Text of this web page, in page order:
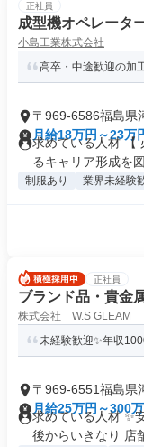
正社員
成型機オペレータ
小島工業株式会社
高卒・中途歓迎の加
〒969-6586福島県
月給18万円～23万
求めている人材 【
るキャリア形成を
制服あり 業界未経験
正社員
ブランド品・貴金
株式会社 W.S GLEAM
未経験歓迎✨年収
〒969-6551福島県
月給25万円～300
求めている人材 ✨
後からいきなり 店